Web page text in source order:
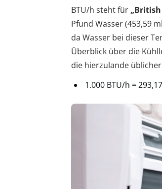
BTU/h steht für
Pfund Wasser (453,59
da Wasser bei dieser
Überblick über die
die hierzulande
1.000 BTU/h =